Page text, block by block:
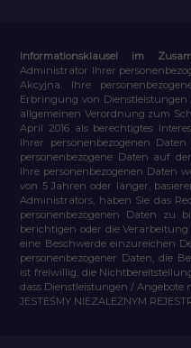
Informationsklausel im
Administrator Ihrer
Akcyjna. Ihre
Erbringung von Dienstleistungen
allgemeinen Verordnung zum
April 2016 als berechtigtes
Ihrer personenbezogenen
personenbezogene Daten auf
Ihre personenbezogenen Daten
von 5 Jahren oder länger,
Administrators, haben Sie das
personenbezogenen Daten zu
berichtigen oder die
eine Beschwerde einzureichen
personenbezogener Daten, die
ist freiwillig, die
dass Dienstleistungen /
JESTEŚMY NIEZALEŻNYM